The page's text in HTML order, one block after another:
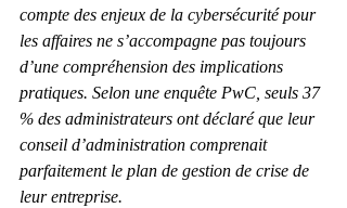
compte des enjeux de la cybersécurité pour
les affaires ne s’accompagne pas toujours
d’une compréhension des implications
pratiques. Selon une enquête PwC, seuls 37
% des administrateurs ont déclaré que leur
conseil d’administration comprenait
parfaitement le plan de gestion de crise de
leur entreprise.